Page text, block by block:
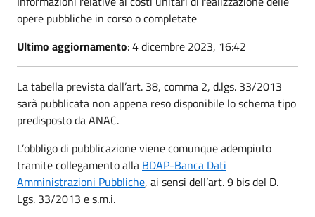
opere pubbliche in corso o completate
Ultimo aggiornamento: 4 dicembre 2023, 16:42
La tabella prevista dall’art. 38, comma 2, d.lgs. 33/2013
sarà pubblicata non appena reso disponibile lo schema tipo
predisposto da ANAC.
L’obbligo di pubblicazione viene comunque adempiuto
tramite collegamento alla BDAP-Banca Dati
Amministrazioni Pubbliche, ai sensi dell’art. 9 bis del D.
Lgs. 33/2013 e s.m.i.